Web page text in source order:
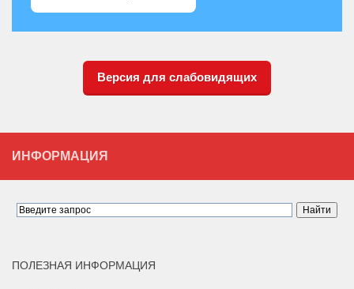
Версия для слабовидящих
ИНФОРМАЦИЯ
ПОЛЕЗНАЯ ИНФОРМАЦИЯ